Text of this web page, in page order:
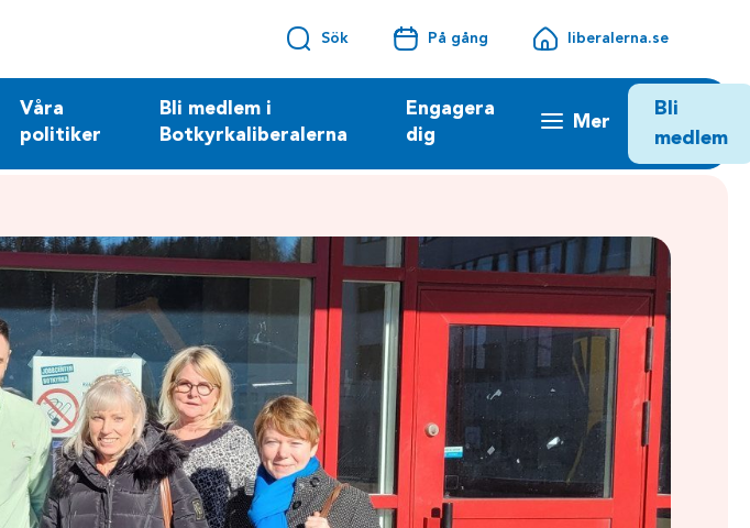
Sök På gång liberalerna.se
Våra
politiker
Bli medlem i
Botkyrkaliberalerna
Engagera
dig
Mer
Bli
medlem